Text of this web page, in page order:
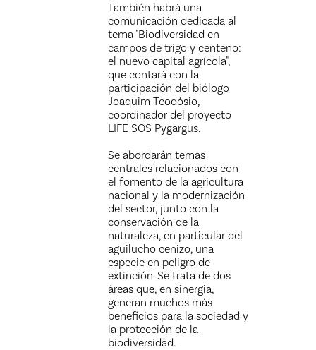
También habrá una
comunicación dedicada al
tema "Biodiversidad en
campos de trigo y centeno:
el nuevo capital agrícola",
que contará con la
participación del biólogo
Joaquim Teodósio,
coordinador del proyecto
LIFE SOS Pygargus.
Se abordarán temas
centrales relacionados con
el fomento de la agricultura
nacional y la modernización
del sector, junto con la
conservación de la
naturaleza, en particular del
aguilucho cenizo, una
especie en peligro de
extinción. Se trata de dos
áreas que, en sinergia,
generan muchos más
beneficios para la sociedad y
la protección de la
biodiversidad.